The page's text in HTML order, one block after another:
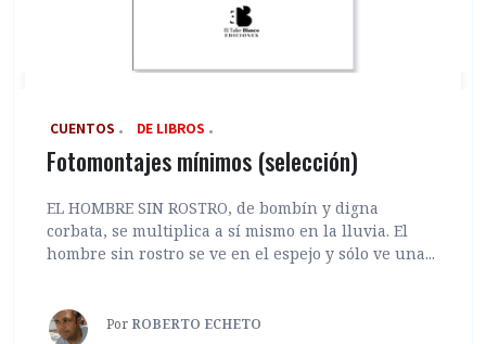
‎ CUENTOS DE LIBROS
Fotomontajes mínimos (selección)
EL HOMBRE SIN ROSTRO, de bombín y digna
corbata, se multiplica a sí mismo en la lluvia. El
hombre sin rostro se ve en el espejo y sólo ve una...
Por ROBERTO ECHETO